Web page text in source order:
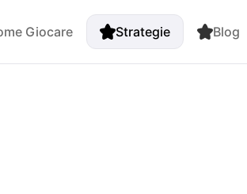
Giocare Strategie Blog